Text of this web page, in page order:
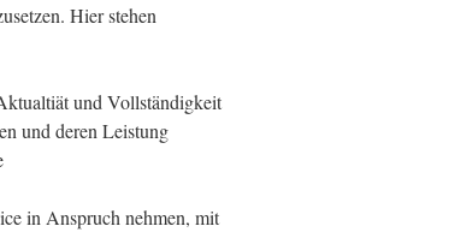
Hier stehen
und Vollständigkeit
und deren Leistung
in Anspruch nehmen, mit